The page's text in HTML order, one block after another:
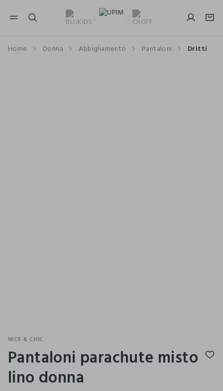
NAVIGATION.ARIA.GOTOMAINCONTENT
Home Donna Abbigliamento Pantaloni Dritti
NICE & CHIC
Pantaloni parachute misto
lino donna